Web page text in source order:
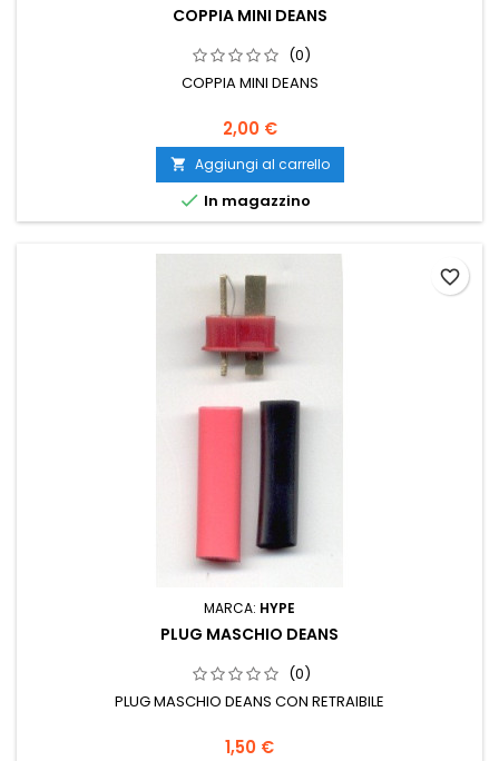
COPPIA MINI DEANS
(0)
COPPIA MINI DEANS
2,00 €
 Aggiungi al carrello
 In magazzino
MARCA: HYPE
PLUG MASCHIO DEANS
(0)
PLUG MASCHIO DEANS CON RETRAIBILE
1,50 €
favorite_border